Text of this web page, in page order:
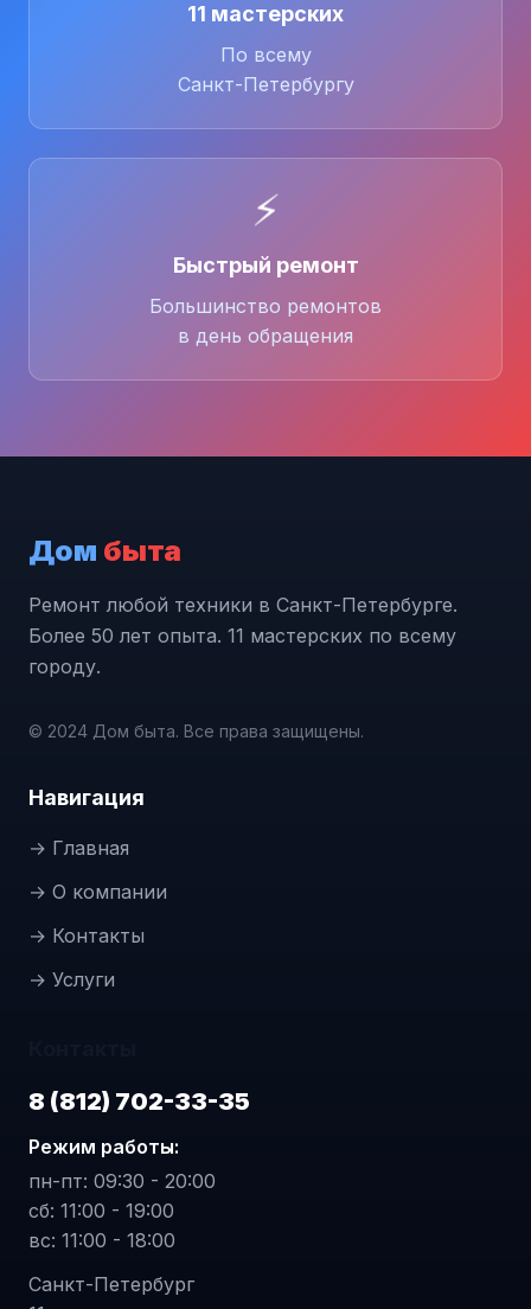
11 мастерских
По всему
Санкт-Петербургу
⚡
Быстрый ремонт
Большинство ремонтов
в день обращения
Дом быта
Ремонт любой техники в Санкт-Петербурге.
Более 50 лет опыта. 11 мастерских по всему
городу.
© 2024 Дом быта. Все права защищены.
Навигация
→ Главная
→ О компании
→ Контакты
→ Услуги
8 (812) 702-33-35
Режим работы:
пн-пт: 09:30 - 20:00
сб: 11:00 - 19:00
вс: 11:00 - 18:00
Санкт-Петербург